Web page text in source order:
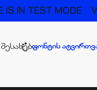
TEST MODE
ფონტის